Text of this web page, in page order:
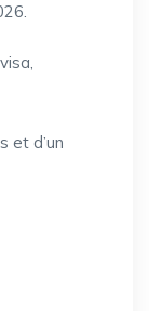
et d’un